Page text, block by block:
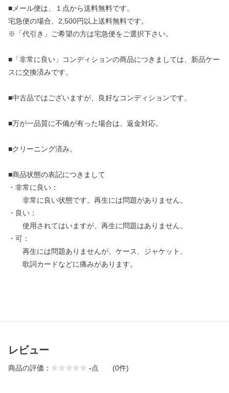
■メール便は、１点から送料無料です。
宅急便の場合、2,500円以上送料無料です。
※「代引き」ご希望の方は宅急便をご選択下さい。
■「非常に良い」コンディションの商品につきましては、新品ケー
スに交換済みです。
■中古品ではございますが、良好なコンディションです。
■万が一品質に不備が有った場合は、返金対応。
■クリーニング済み。
■商品状態の表記につきまして
・非常に良い：
非常に良い状態です。再生には問題がありません。
・良い：
使用されてはいますが、再生に問題はありません。
・可：
再生には問題ありませんが、ケース、ジャケット、
歌詞カードなどに痛みがあります。
レビュー
商品の評価： -点 (0件)